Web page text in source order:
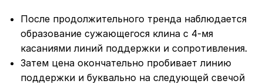
После продолжительного тренда наблюдается
образование сужающегося клина с 4-мя
касаниями линий поддержки и сопротивления.
Затем цена окончательно пробивает линию
поддержки и буквально на следующей свечой